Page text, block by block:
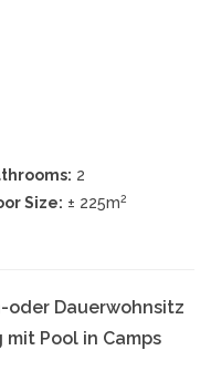
2
Size: ± 225m2
oder Dauerwohnsitz
mit Pool in Camps